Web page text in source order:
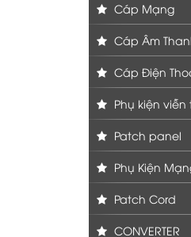
Cáp Mạng
Cáp Âm
Cáp Điện
Phụ kiện
Patch panel
Phụ Kiện
Patch Cord
CONVERTER